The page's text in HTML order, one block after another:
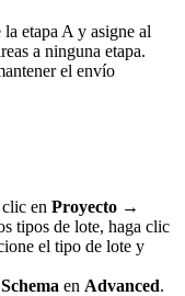
etapa A y asigne al
a ninguna etapa.
el envío
en Proyecto →
tipos de lote, haga clic
el tipo de lote y
Schema en Advanced.